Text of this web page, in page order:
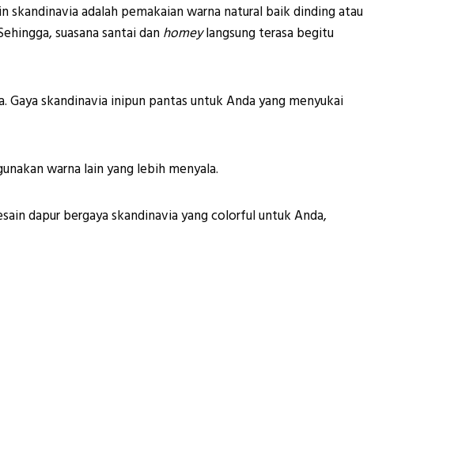
skandinavia adalah pemakaian warna natural baik dinding atau
suasana santai danhomeylangsung terasa begitu
Gaya skandinavia inipun pantas untuk Anda yang menyukai
warna lain yang lebih menyala.
dapur bergaya skandinavia yang colorful untuk Anda,